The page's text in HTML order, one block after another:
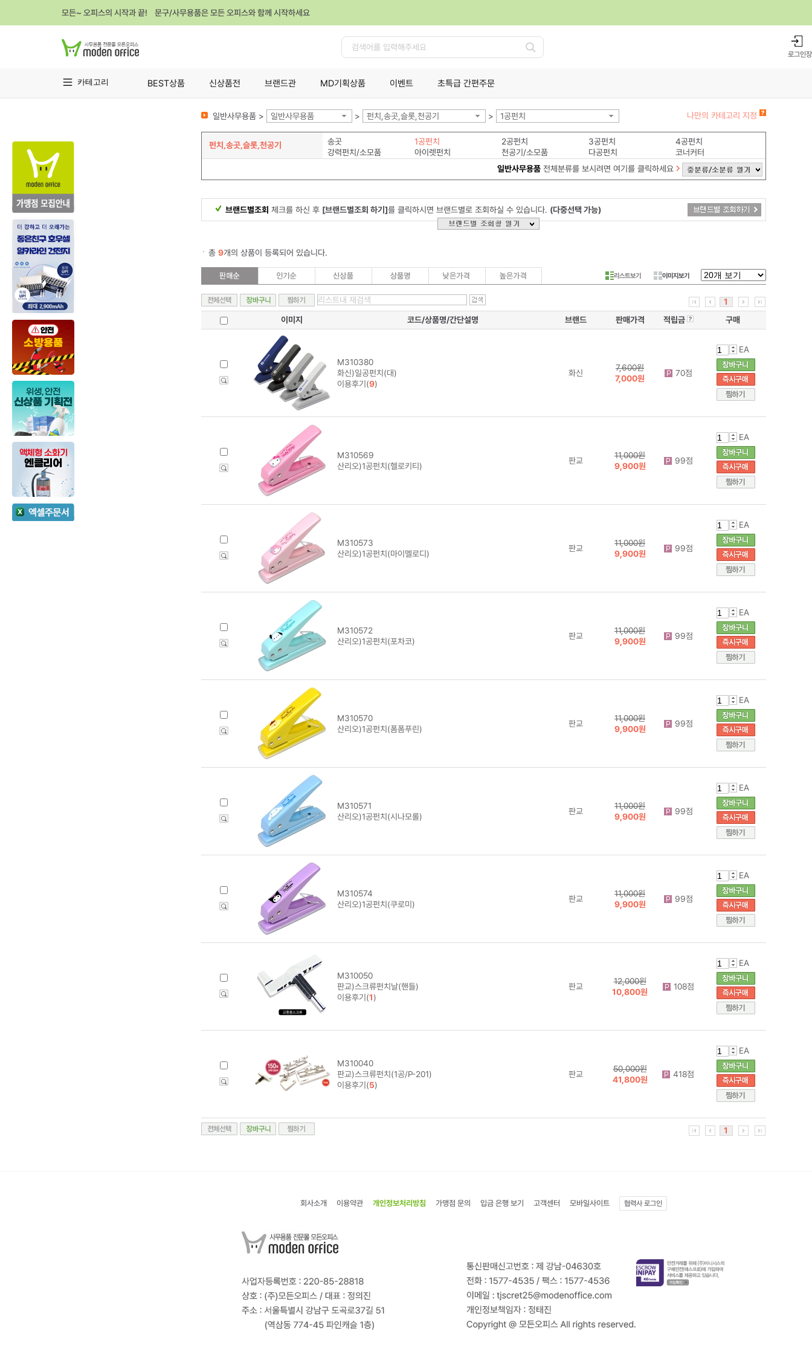
모든~ 오피스의 시작과 끝! 문구/사무용품은 모든 오피스와 함께 시작하세요
검
로그인
카테고리 BEST상품 신상품전 브랜드관 MD기획상품 이벤트 초특급 간편주문
일반사무용품 > 일반사무용품 > 펀치,송곳,슬롯,천공기 > 1공펀치 나만의 카테고리 지정
펀치,송곳,슬롯,천공기 송곳 1공펀치 2공펀치 3공펀치
4공펀치
강력펀치/소모품
아이렛펀치 천공기/소모품 다공펀치
코너커터
일반사무용품전체분류를 보시려면 여기를 클릭하세요
브랜드별조회 체크를 하신 후 [브랜드별조회 하기]를 클릭하시면 브랜드별로 조회하실 수 있습니다. (다중선택 가능)
총 9개의 상품이 등록되어 있습니다.
리스트보기 이미지보기
1
이미지
코드/상품명/간단설명 브랜드 판매가격 적립금 구매
M310380
화신)일공펀치(대)
이용후기(9)
화신
7,600원
7,000원
70점
EA
M310569
산리오)1공펀치(헬로키티)
판교
11,000원
9,900원
99점
EA
M310573
산리오)1공펀치(마이멜로디)
판교
11,000원
9,900원
99점
EA
M310572
산리오)1공펀치(포차코)
판교
11,000원
9,900원
99점
EA
M310570
산리오)1공펀치(폼폼푸린)
판교
11,000원
9,900원
99점
EA
M310571
산리오)1공펀치(시나모롤)
판교
11,000원
9,900원
99점
EA
M310574
산리오)1공펀치(쿠로미)
판교
11,000원
9,900원
99점
EA
M310050
판교)스크류펀치날(핸들)
이용후기(1)
판교
12,000원
10,800원
108점
EA
M310040
판교)스크류펀치(1공/P-201)
이용후기(5)
판교
50,000원
41,800원
418점
EA
1
회사소개 이용약관 개인정보처리방침 가맹점 문의 입금 은행 보기 고객센터 모바일사이트 협력사 로그인